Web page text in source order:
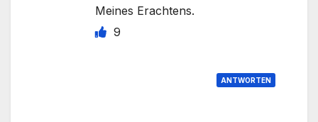
Meines Erachtens.
9
ANTWORTEN